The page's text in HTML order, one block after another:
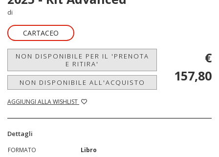
di
CARTACEO
NON DISPONIBILE PER IL 'PRENOTA
E RITIRA'
NON DISPONIBILE ALL'ACQUISTO
AGGIUNGI ALLA WISHLIST
€
157,80
Dettagli
FORMATO
Libro